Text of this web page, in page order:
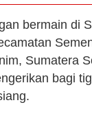
bermain di
Sumatera
bagi